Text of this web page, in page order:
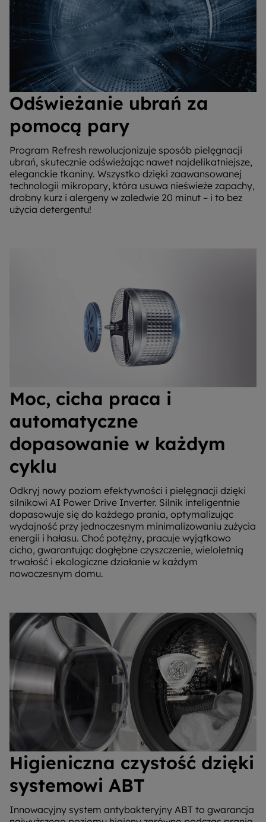
Odświeżanie ubrań za
pomocą pary
Program Refresh rewolucjonizuje sposób pielęgnacji
ubrań, skutecznie odświeżając nawet najdelikatniejsze,
eleganckie tkaniny. Wszystko dzięki zaawansowanej
technologii mikropary, która usuwa nieświeże zapachy,
drobny kurz i alergeny w zaledwie 20 minut – i to bez
użycia detergentu!
Moc, cicha praca i
automatyczne
dopasowanie w każdym
cyklu
Odkryj nowy poziom efektywności i pielęgnacji dzięki
silnikowi AI Power Drive Inverter. Silnik inteligentnie
dopasowuje się do każdego prania, optymalizując
wydajność przy jednoczesnym minimalizowaniu zużycia
energii i hałasu. Choć potężny, pracuje wyjątkowo
cicho, gwarantując dogłębne czyszczenie, wieloletnią
trwałość i ekologiczne działanie w każdym
nowoczesnym domu.
Higieniczna czystość dzięki
systemowi ABT
Innowacyjny system antybakteryjny ABT to gwarancja